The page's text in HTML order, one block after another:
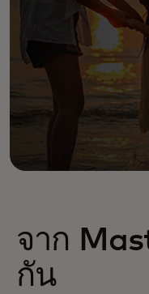
จาก
กัน